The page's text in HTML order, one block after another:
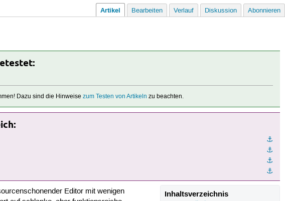
Artikel Bearbeiten Verlauf Diskussion Abonnieren
Dazu sind die Hinweisezum Testen von Artikeln zu beachten.
⚓︎
⚓︎
⚓︎
⚓︎
Inhaltsverzeichnis
Editor mit wenigen